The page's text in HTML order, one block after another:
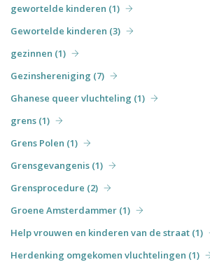
gewortelde kinderen (1)
Gewortelde kinderen (3)
gezinnen (1)
Gezinshereniging (7)
Ghanese queer vluchteling (1)
grens (1)
Grens Polen (1)
Grensgevangenis (1)
Grensprocedure (2)
Groene Amsterdammer (1)
Help vrouwen en kinderen van de straat (1)
Herdenking omgekomen vluchtelingen (1)